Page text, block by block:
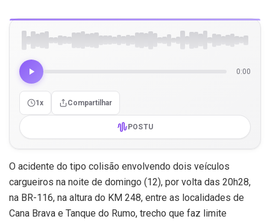
0:00
1x Compartilhar
POSTU
O acidente do tipo colisão envolvendo dois veículos
cargueiros na noite de domingo (12), por volta das 20h28,
na BR-116, na altura do KM 248, entre as localidades de
Cana Brava e Tanque do Rumo, trecho que faz limite